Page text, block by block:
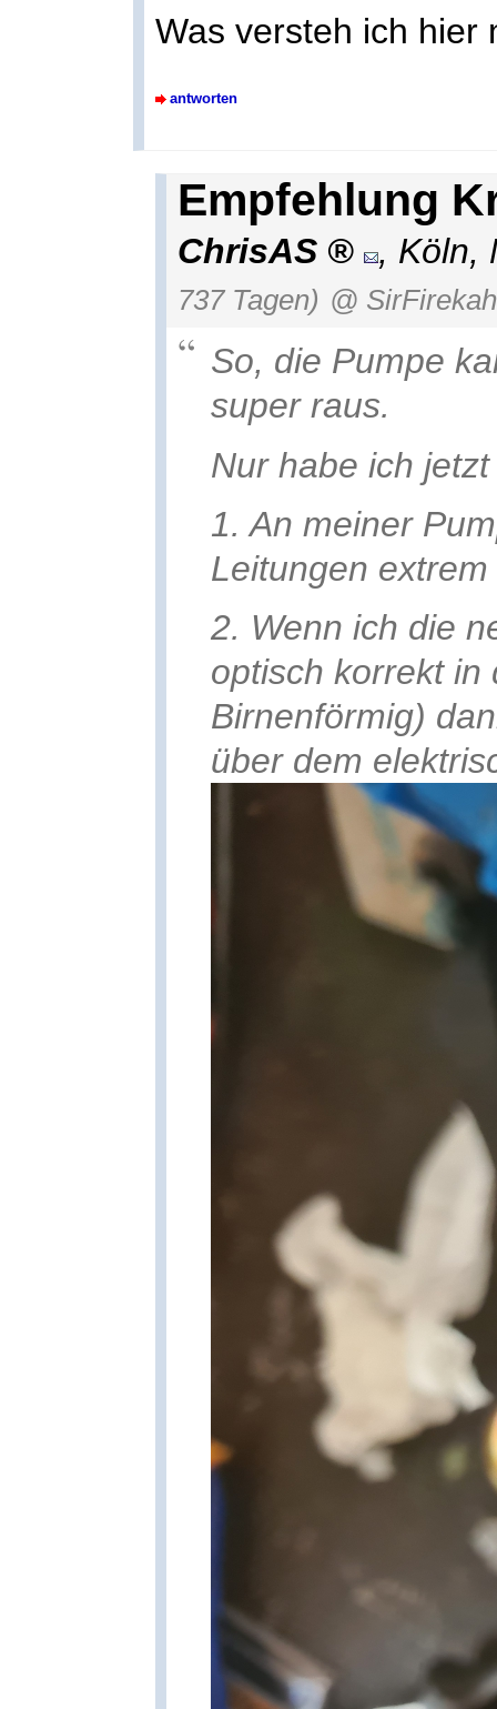
Was versteh ich hier
antworten
Empfehlung
ChrisAS , Köln,
737 Tagen) @
So, die Pumpe
super raus.
Nur habe ich
1. An meiner
Leitungen
2. Wenn ich die
optisch korrekt in
Birnenförmig)
über dem